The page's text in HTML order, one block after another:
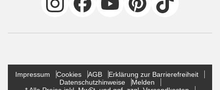
Impressum Cookies AGB
Erklärung zur Barrierefreiheit
Datenschutzhinweise
Melden